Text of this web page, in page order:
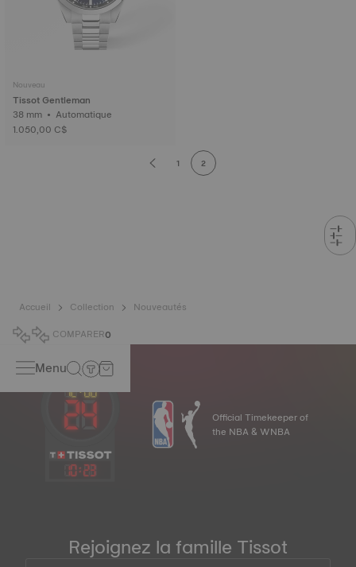
Nouveau
Tissot Gentleman
38 mm • Automatique
1.050,00 C$
1 2
Accueil Collection
Nouveautés
COMPARER0
Menu
10:23
Official Timekeeper of
the NBA & WNBA
Rejoignez la famille Tissot